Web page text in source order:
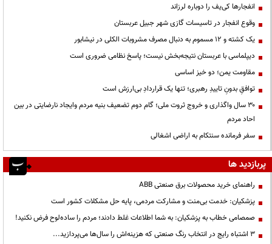
انفجارها کی‌یف را دوباره لرزاند
وقوع انفجار در تاسیسات گازی شهر جبیل عربستان
یک کشته و ۱۲ مسموم به دنبال مصرف مشروبات الکلی در نیشابور
دیپلماسی با عربستان نتیجه‌بخش نیست؛ پاسخ نظامی ضروری است
مقاومت یمن؛ دو خیز اساسی
توافقِ بدونِ تاییدِ رهبری؛ تنها یک قراردادِ بی‌ارزش است
۳۰ سال واگذاری و خروج ثروت ملی؛ گام دوم تضعیف بنیه مردم وایجاد نارضایتی در بین
احاد مردم
سفر فرمانده سنتکام به اراضی اشغالی
پربازدید ها
راهنمای خرید محصولات برق صنعتی ABB
پزشکیان: خدمت بی‌منت و مشارکت مردمی، پایه حل مشکلات کشور است
صمصامی خطاب به پزشکیان: به شما اطلاعات غلط دادند؛ مردم را ساده‌لوح فرض نکنید!
3 اشتباه رایج در انتخاب رنگ صنعتی که هزینه‌اش را سال‌ها می‌پردازید...